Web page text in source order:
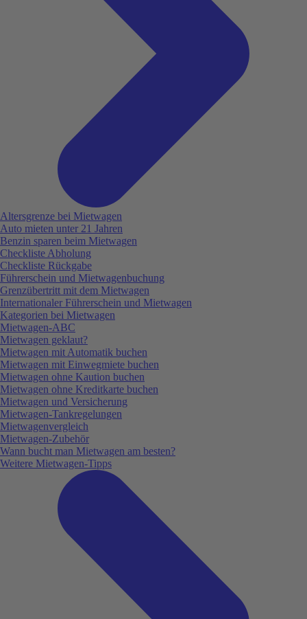
Altersgrenze bei Mietwagen
Auto mieten unter 21 Jahren
Benzin sparen beim Mietwagen
Checkliste Abholung
Checkliste Rückgabe
Führerschein und Mietwagenbuchung
Grenzübertritt mit dem Mietwagen
Internationaler Führerschein und Mietwagen
Kategorien bei Mietwagen
Mietwagen-ABC
Mietwagen geklaut?
Mietwagen mit Automatik buchen
Mietwagen mit Einwegmiete buchen
Mietwagen ohne Kaution buchen
Mietwagen ohne Kreditkarte buchen
Mietwagen und Versicherung
Mietwagen-Tankregelungen
Mietwagenvergleich
Mietwagen-Zubehör
Wann bucht man Mietwagen am besten?
Weitere Mietwagen-Tipps